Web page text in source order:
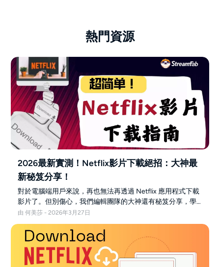
熱門資源
2026最新實測！Netflix影片下載絕招：大神最
新秘笈分享！
對於電腦端用戶來說，再也無法再透過 Netflix 應用程式下載
影片了。但別傷心，我們編輯團隊的大神還有秘笈分享，學
會了這個絕招，Netflix影片下載再不求人！
由 何美莎 - 2026年3月27日